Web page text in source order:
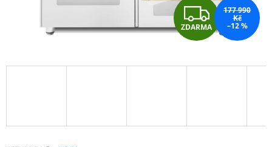
Z
D
A
ZDARMA
177 990
Kč
–12 %